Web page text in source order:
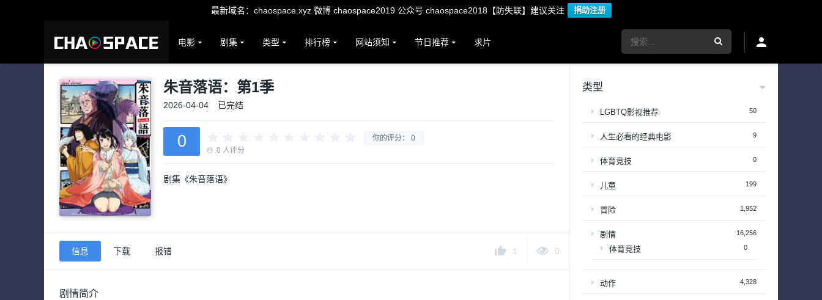
最新域名：chaospace.xyz 微博 chaospace2019 公众号 chaospace2018【防失联】建议关注 捐助注册
电影 剧集 类型 排行榜 网站须知 节日推荐 求片
朱音落语：第1季
2026-04-04 已完结
你的评分： 0
0 0 人评分
剧集《朱音落语》
1 0
信息 下载 报错
剧情简介
类型
LGBTQ影视推荐 50
人生必看的经典电影 9
体育竞技 0
儿童 199
冒险 1,952
剧情 16,256
体育竞技 0
动作 4,328